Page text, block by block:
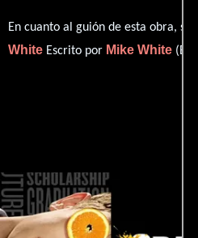
En cuanto al guión de esta obra, se
White Escrito por Mike White